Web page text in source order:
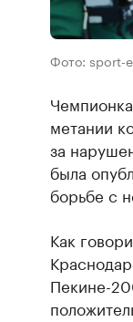
Фото: sport-
метании
за
была
борьбе с
Как
Пекине-